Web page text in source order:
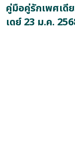
คู่มือคู่รักเพศเดี
เดย์ 23 ม.ค.